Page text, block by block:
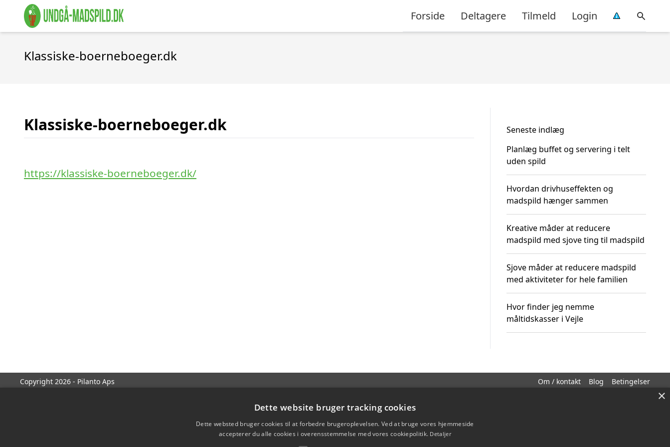
Forside Deltagere Tilmeld Login
Klassiske-boerneboeger.dk
Klassiske-boerneboeger.dk
https://klassiske-boerneboeger.dk/
Seneste indlæg
Planlæg buffet og servering i telt
uden spild
Hvordan drivhuseffekten og
madspild hænger sammen
Kreative måder at reducere
madspild med sjove ting til madspild
Sjove måder at reducere madspild
med aktiviteter for hele familien
Hvor finder jeg nemme
måltidskasser i Vejle
Copyright 2026 - Pilanto Aps Om / kontakt Blog Betingelser
×
Dette website bruger tracking cookies
Dette websted bruger cookies til at forbedre brugeroplevelsen. Ved at bruge vores hjemmeside
accepterer du alle cookies i overensstemmelse med vores cookiepolitik. Detaljer